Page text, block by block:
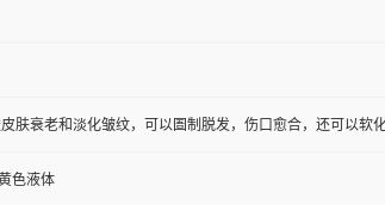
肤衰老和淡化皱纹，可以圄制脱发，伤口愈合，还可以软
色液体